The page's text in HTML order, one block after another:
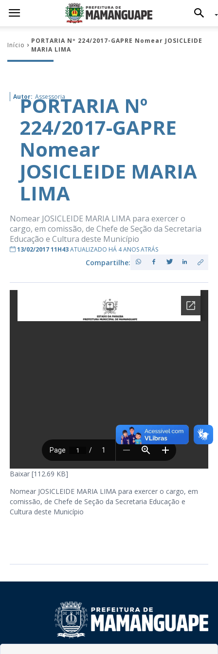
Início
PORTARIA Nº 224/2017-GAPRE Nomear JOSICLEIDE
MARIA LIMA
Autor: Assessoria
PORTARIA Nº
224/2017-GAPRE
Nomear
JOSICLEIDE MARIA
LIMA
Nomear JOSICLEIDE MARIA LIMA para exercer o
cargo, em comissão, de Chefe de Seção da Secretaria
Educação e Cultura deste Município
13/02/2017 11H43ATUALIZADO HÁ 4 ANOS ATRÁS
Compartilhe:
Baixar [112.69 KB]
Nomear JOSICLEIDE MARIA LIMA para exercer o cargo, em
comissão, de Chefe de Seção da Secretaria Educação e
Cultura deste Município